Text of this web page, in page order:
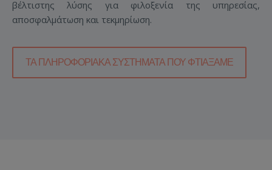
βέλτιστης λύσης για φιλοξενία της υπηρεσίας,
αποσφαλμάτωση και τεκμηρίωση.
ΤΑ ΠΛΗΡΟΦΟΡΙΑΚΆ ΣΥΣΤΉΜΑΤΑ ΠΟΥ ΦΤΙΆΞΑΜΕ